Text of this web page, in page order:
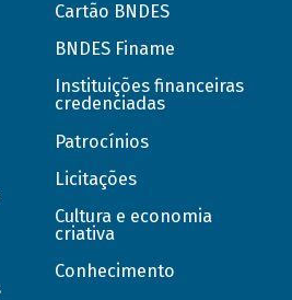
Cartão BNDES
BNDES Finame
Instituições financeiras
credenciadas
Patrocínios
Licitações
Cultura e economia
criativa
Conhecimento